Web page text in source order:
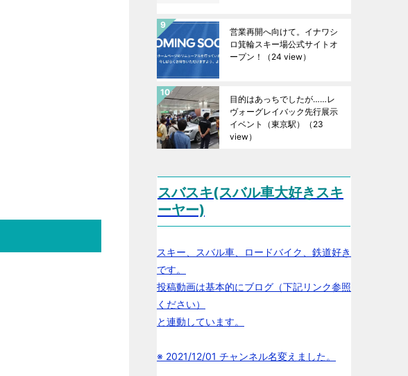
営業再開へ向けて。イナワシ
ロ箕輪スキー場公式サイトオ
ープン！
（24 view）
目的はあっちでしたが……レ
ヴォーグレイバック先行展示
イベント（東京駅）
（23
view）
スバスキ(スバル車大好きスキ
ーヤー)
スキー、スバル車、ロードバイク、鉄道好き
です。
投稿動画は基本的にブログ（下記リンク参照
ください）
と連動しています。
※ 2021/12/01 チャンネル名変えました。